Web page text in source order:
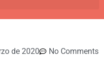
de 2020
No Comments